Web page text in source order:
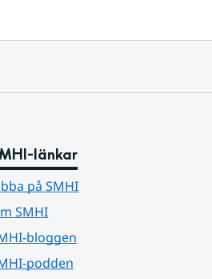
länkar
på SMHI
SMHI
bloggen
podden